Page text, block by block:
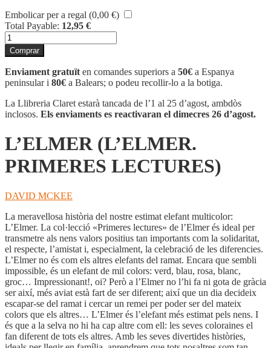
Embolicar per a regal (0,00 €)
Total Payable: 12,95 €
quantitat
de
L'ELMER
(L'ELMER.
PRIMERES
LECTURES)
Comprar
Enviament gratuït en comandes superiors a 50€ a Espanya
peninsular i 80€ a Balears; o podeu recollir-lo a la botiga.
La Llibreria Claret estarà tancada de l’1 al 25 d’agost, ambdòs
inclosos. Els enviaments es reactivaran el dimecres 26 d’agost.
L’ELMER (L’ELMER.
PRIMERES LECTURES)
DAVID MCKEE
La meravellosa història del nostre estimat elefant multicolor:
L’Elmer. La col·lecció «Primeres lectures» de l’Elmer és ideal per
transmetre als nens valors positius tan importants com la solidaritat,
el respecte, l’amistat i, especialment, la celebració de les diferencies.
L’Elmer no és com els altres elefants del ramat. Encara que sembli
impossible, és un elefant de mil colors: verd, blau, rosa, blanc,
groc… Impressionant!, oi? Però a l’Elmer no l’hi fa ni gota de gràcia
ser així, més aviat està fart de ser diferent; així que un dia decideix
escapar-se del ramat i cercar un remei per poder ser del mateix
colors que els altres… L’Elmer és l’elefant més estimat pels nens. I
és que a la selva no hi ha cap altre com ell: les seves coloraines el
fan diferent de tots els altres. Amb les seves divertides històries,